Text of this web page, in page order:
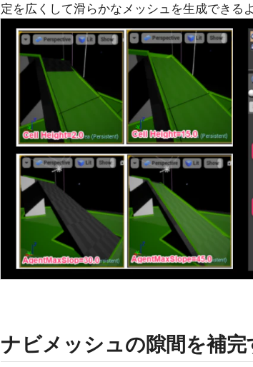
定を広くして滑らかなメッシュを生成できる
ナビメッシュの隙間を補完